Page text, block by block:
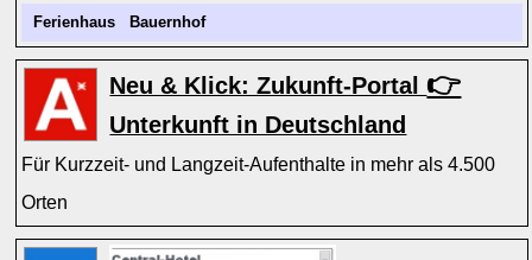
Ferienhaus Bauernhof
Neu & Klick: Zukunft-Portal 👉
Unterkunft in Deutschland
Für Kurzzeit- und Langzeit-Aufenthalte in mehr als 4.500
Orten